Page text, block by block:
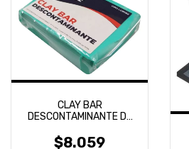
CLAY BAR
DESCONTAMINANTE DE
DETAILING 180GR
$8.059